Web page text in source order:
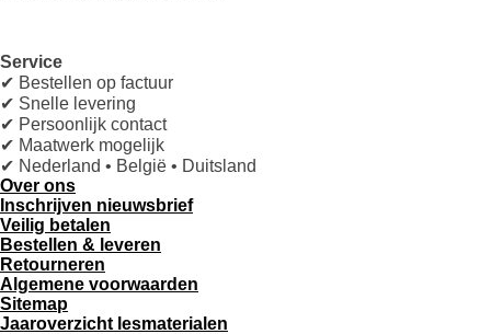
Service
✔ Bestellen op factuur
✔ Snelle levering
✔ Persoonlijk contact
✔ Maatwerk mogelijk
✔ Nederland • België • Duitsland
Over ons
Inschrijven nieuwsbrief
Veilig betalen
Bestellen & leveren
Retourneren
Algemene voorwaarden
Sitemap
Jaaroverzicht lesmaterialen